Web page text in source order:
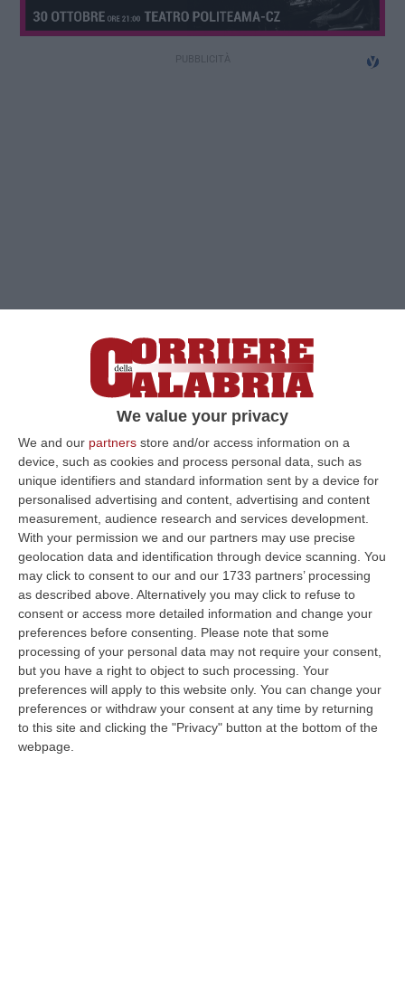
We value your privacy
We and our partners store and/or access information on a
device, such as cookies and process personal data, such as
unique identifiers and standard information sent by a device for
personalised advertising and content, advertising and content
measurement, audience research and services development.
With your permission we and our partners may use precise
geolocation data and identification through device scanning. You
may click to consent to our and our 1733 partners’ processing
as described above. Alternatively you may click to refuse to
consent or access more detailed information and change your
preferences before consenting.
Please note that some
processing of your personal data may not require your consent,
but you have a right to object to such processing. Your
preferences will apply to this website only. You can change your
preferences or withdraw your consent at any time by returning
to this site and clicking the "Privacy" button at the bottom of the
webpage.
Clicca e segui “Corriere della Calabria” su Google News
LIMBADI«Il cambiamento che sogniamo ha
bisogno di un cambio di strada da parte di
ciascuno che non sia però un adattamento
perché c’è bisogno di una rigenerazione». Ha
cominciato cosìDon Luigi Ciotti – referente
nazionale di Libera – il suo intervento a
Limbadi, durante l’incontro con diversi
sindaci che hanno sancito il loro impegno
antimafia firmando “Il patto di Limbadi”. «Io
ho paura di coloro che fanno finta non sia